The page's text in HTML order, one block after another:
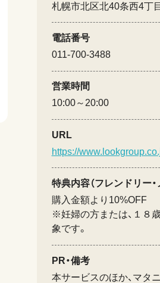
札幌市北区北40条西4
電話番号
011-700-3488
営業時間
10:00～20:00
URL
https://
特典内容（フレンドリー・
購入金額より10%OFF
※妊婦の方または、１８
象です。
PR・備考
本サービスのほか、マタ